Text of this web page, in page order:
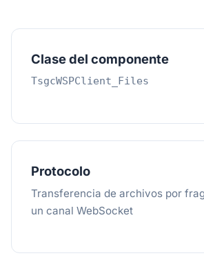
Clase del componente
TsgcWSPClient_Files
Protocolo
Transferencia de archivos por
un canal WebSocket